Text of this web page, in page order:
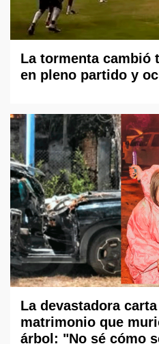
La tormenta cambió
en pleno partido y
La devastadora
matrimonio que
árbol: "No sé cómo